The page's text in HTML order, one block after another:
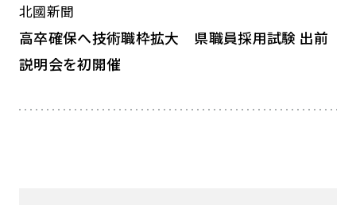
北國新聞
高卒確保へ技術職枠拡大 県職員採用試験 出前
説明会を初開催